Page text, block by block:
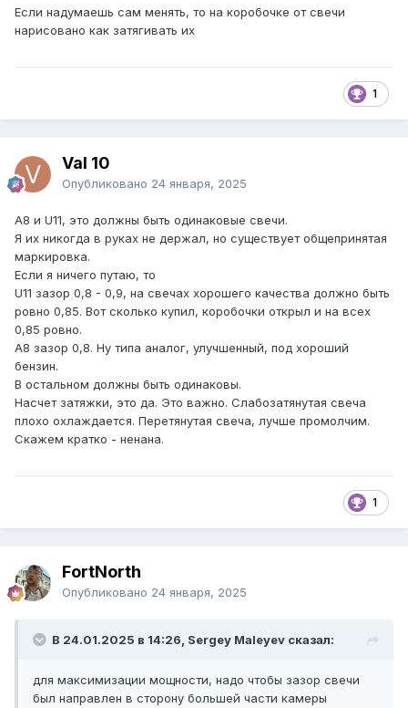
Если надумаешь сам менять, то на коробочке от свечи
нарисовано как затягивать их
1
Val 10
Опубликовано 24 января, 2025
А8 и U11, это должны быть одинаковые свечи.
Я их никогда в руках не держал, но существует общепринятая
маркировка.
Если я ничего путаю, то
U11 зазор 0,8 - 0,9, на свечах хорошего качества должно быть
ровно 0,85. Вот сколько купил, коробочки открыл и на всех
0,85 ровно.
А8 зазор 0,8. Ну типа аналог, улучшенный, под хороший
бензин.
В остальном должны быть одинаковы.
Насчет затяжки, это да. Это важно. Слабозатянутая свеча
плохо охлаждается. Перетянутая свеча, лучше промолчим.
Скажем кратко - ненана.
1
FоrtNorth
Опубликовано 24 января, 2025
В 24.01.2025 в 14:26, Sergey Maleyev сказал:
для максимизации мощности, надо чтобы зазор свечи
был направлен в сторону большей части камеры